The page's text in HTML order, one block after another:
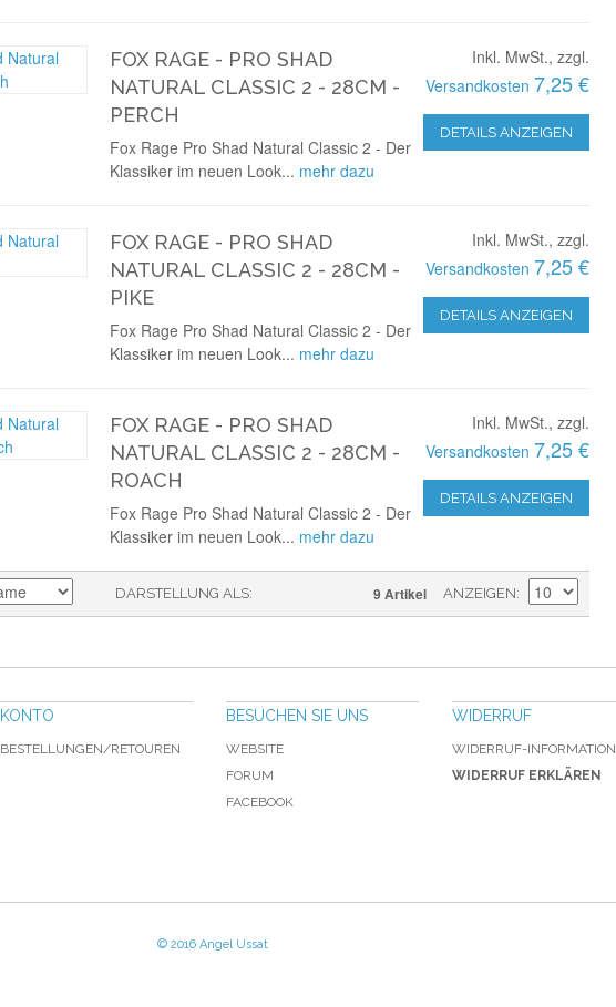
FOX RAGE - PRO SHAD
NATURAL CLASSIC 2 - 28CM -
PERCH
Inkl. MwSt., zzgl.
Versandkosten 7,25 €
DETAILS ANZEIGEN
Fox Rage Pro Shad Natural Classic 2 - Der
Klassiker im neuen Look... mehr dazu
FOX RAGE - PRO SHAD
NATURAL CLASSIC 2 - 28CM -
PIKE
Inkl. MwSt., zzgl.
Versandkosten 7,25 €
DETAILS ANZEIGEN
Fox Rage Pro Shad Natural Classic 2 - Der
Klassiker im neuen Look... mehr dazu
FOX RAGE - PRO SHAD
NATURAL CLASSIC 2 - 28CM -
ROACH
Inkl. MwSt., zzgl.
Versandkosten 7,25 €
DETAILS ANZEIGEN
Fox Rage Pro Shad Natural Classic 2 - Der
Klassiker im neuen Look... mehr dazu
DARSTELLUNG ALS 9 Artikel ANZEIGEN
KONTO
BESTELLUNGEN/RETOUREN
BESUCHEN SIE UNS
WEBSITE
FORUM
FACEBOOK
WIDERRUF
WIDERRUF-INFORMATION
WIDERRUF ERKLÄREN
© 2016 Angel Ussat